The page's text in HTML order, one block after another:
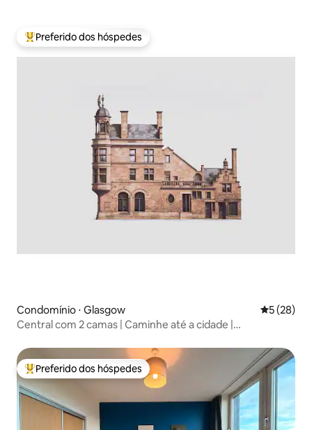
Entre os melhores preferidos dos hóspedes
Preferido dos hóspedes
Condomínio ⋅ Glasgow 5 de uma
5 (28)
Central com 2 camas | Caminhe até a cidade |
Entre os melhores preferidos dos hóspedes
Preferido dos hóspedes